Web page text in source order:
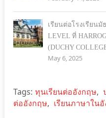
เรียนต่อโรงเรียน
LEVEL ที่
(DUCHY
May 6, 2025
Tags: ทุนเรียนต่ออังกฤษ,
ต่ออังกฤษ, เรียนภาษาใน